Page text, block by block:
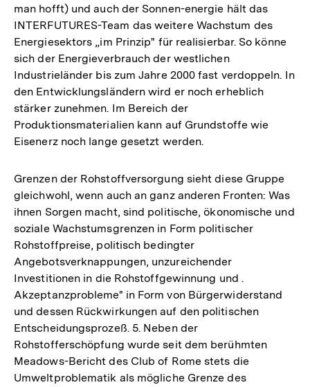
man hofft) und auch der Sonnen-energie hält das
INTERFUTURES-Team das weitere Wachstum des
Energiesektors „im Prinzip" für realisierbar. So könne
sich der Energieverbrauch der westlichen
Industrieländer bis zum Jahre 2000 fast verdoppeln. In
den Entwicklungsländern wird er noch erheblich
stärker zunehmen. Im Bereich der
Produktionsmaterialien kann auf Grundstoffe wie
Eisenerz noch lange gesetzt werden.
Grenzen der Rohstoffversorgung sieht diese Gruppe
gleichwohl, wenn auch an ganz anderen Fronten: Was
ihnen Sorgen macht, sind politische, ökonomische und
soziale Wachstumsgrenzen in Form politischer
Rohstoffpreise, politisch bedingter
Angebotsverknappungen, unzureichender
Investitionen in die Rohstoffgewinnung und .
Akzeptanzprobleme" in Form von Bürgerwiderstand
und dessen Rückwirkungen auf den politischen
Entscheidungsprozeß. 5. Neben der
Rohstofferschöpfung wurde seit dem berühmten
Meadows-Bericht des Club of Rome stets die
Umweltproblematik als mögliche Grenze des